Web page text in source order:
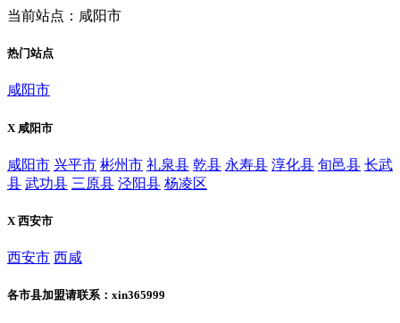
当前站点：咸阳市
热门站点
咸阳市
X 咸阳市
咸阳市 兴平市 彬州市 礼泉县 乾县 永寿县 淳化县 旬邑县 长武
县 武功县 三原县 泾阳县 杨凌区
X 西安市
西安市 西咸
各市县加盟请联系：xin365999